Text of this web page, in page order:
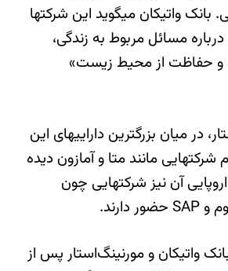
واتیکان میگوید این شرکتها
درباره مسائل مربوط به زندگی،
و حفاظت از محیط زیست»
در میان بزرگترین داراییهای این
شرکتهایی مانند متا و آمازون دیده
آن نیز شرکتهایی چون
واتیکان و مورنینگ‌استار پس از